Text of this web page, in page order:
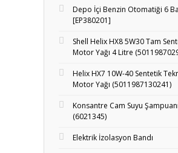
Depo İçi Benzin Otomatiği 6
[EP380201]
Shell Helix HX8 5W30 Tam
Motor Yağı 4 Litre
Helix HX7 10W-40 Sentetik
Motor Yağı (5011987130241)
Konsantre Cam Suyu
(6021345)
Elektrik İzolasyon Bandı